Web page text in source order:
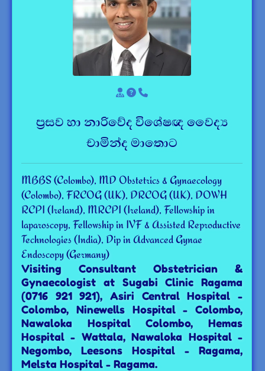
ප්‍රසව හා නාරිවේද විශේෂඥ වෛද්‍ය
චාමින්ද මාතොට
MBBS (Colombo), MD Obstetrics & Gynaecology
(Colombo), FRCOG (UK), DRCOG (UK), DOWH
RCPI (Ireland), MRCPI (Ireland), Fellowship in
laparoscopy, Fellowship in IVF & Assisted Reproductive
Technologies (India), Dip in Advanced Gynae
Endoscopy (Germany)
Visiting Consultant Obstetrician &
Gynaecologist at Sugabi Clinic Ragama
(0716 921 921), Asiri Central Hospital -
Colombo, Ninewells Hospital - Colombo,
Nawaloka Hospital Colombo, Hemas
Hospital - Wattala, Nawaloka Hospital -
Negombo, Leesons Hospital - Ragama,
Melsta Hospital - Ragama.